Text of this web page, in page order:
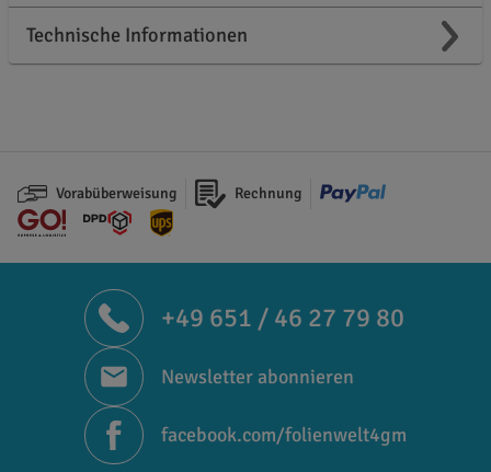
Technische Informationen
Vorabüberweisung Rechnung
+49 651 / 46 27 79 80
Newsletter abonnieren
facebook.com/folienwelt4gm